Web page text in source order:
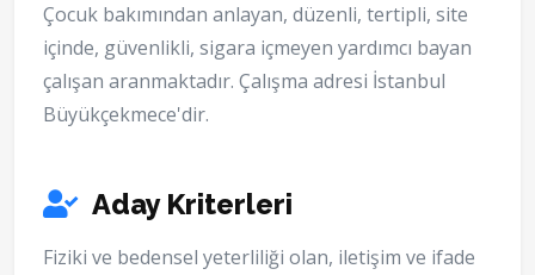
Çocuk bakımından anlayan, düzenli, tertipli, site
içinde, güvenlikli, sigara içmeyen yardımcı bayan
çalışan aranmaktadır. Çalışma adresi İstanbul
Büyükçekmece'dir.
Aday Kriterleri
Fiziki ve bedensel yeterliliği olan, iletişim ve ifade